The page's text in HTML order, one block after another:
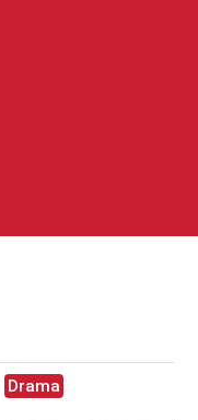
Drama